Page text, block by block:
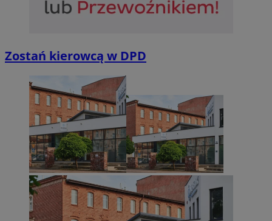
Zostań kierowcą w DPD